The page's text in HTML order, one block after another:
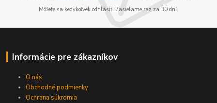
Môžete sa kedykoľvek odhlásiť. Zasielame raz za 30 dní.
Informácie pre zákazníkov
O nás
Obchodné podmienky
Ochrana súkromia